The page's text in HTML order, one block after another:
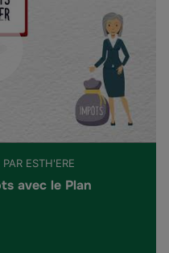
ESTH'ERE
avec le Plan